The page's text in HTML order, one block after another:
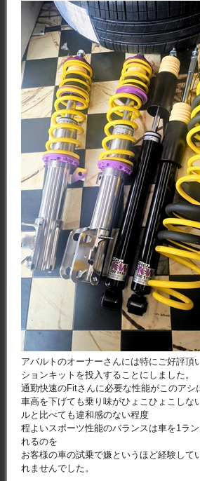
アバルトのオーナーさんには特にご好評頂
ションキットを投入することにしました。
通勤快速のFitさんに必要な性能がこのアシ
車高を下げても乗り味がひょこひょこしな
ルと比べても違和感のない程度
程よいスポーツ性能のバランスは車を1ラ
れるのを
お客様の車の試乗で嫌というほど経験して
れませんでした。